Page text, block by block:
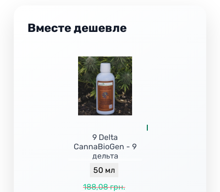
Вместе дешевле
9 Delta
CannaBioGen - 9
дельта
50 мл
188,08 грн.